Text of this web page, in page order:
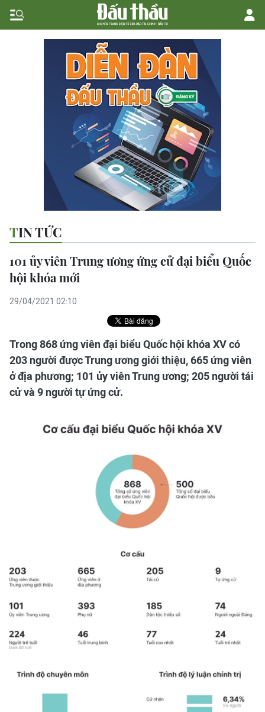
TIN TỨC
101 ủy viên Trung ương ứng cử đại biểu Quốc
hội khóa mới
29/04/2021 02:10
Trong 868 ứng viên đại biểu Quốc hội khóa XV có
203 người được Trung ương giới thiệu, 665 ứng viên
ở địa phương; 101 ủy viên Trung ương; 205 người tái
cử và 9 người tự ứng cử.